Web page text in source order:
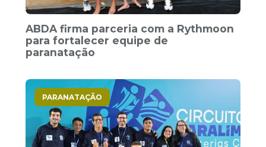
ABDA firma parceria com a Rythmoon
para fortalecer equipe de
paranatação
PARANATAÇÃO